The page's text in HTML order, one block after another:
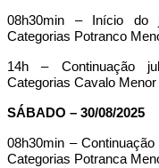
08h30min – Início do
Categorias Potranco
14h – Continuação
Categorias Cavalo
SÁBADO – 30/08/2025
08h30min –
Categorias Potranca